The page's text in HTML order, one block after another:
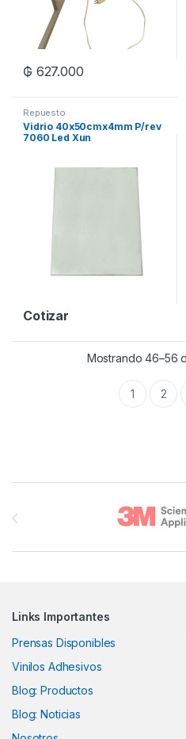
₲ 627.000
Repuesto
Vidrio 40x50cmx4mm P/rev
7060 Led Xun
Cotizar
Mostrando 46–56
1 2
Links Importantes
Prensas Disponibles
Vinilos Adhesivos
Blog: Productos
Blog: Noticias